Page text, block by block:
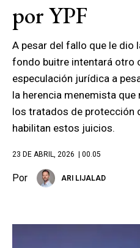
por YPF
A pesar del fallo que le dio
fondo buitre intentará otro
especulación jurídica a
la herencia menemista
los tratados de protección
habilitan estos juicios.
23 DE ABRIL, 2026 | 00.05
Por ARI LIJALAD